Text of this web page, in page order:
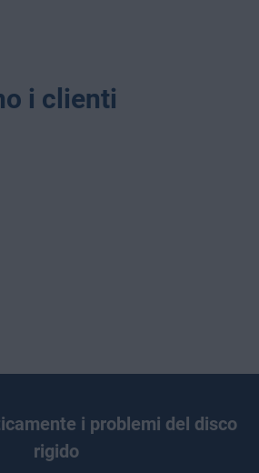
i clienti
i problemi del disco
rigido